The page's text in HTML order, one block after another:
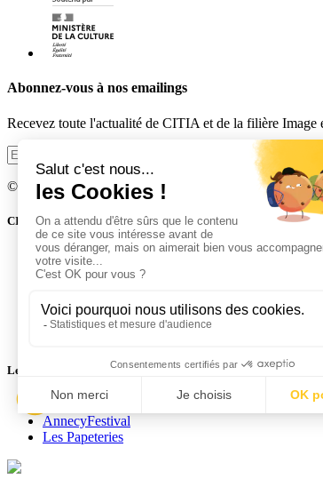
Abonnez-vous à nos emailings
Recevez toute l'actualité de CITIA et de la filière Image
© 2014 - 2026 CITIA. Tous droits réservés.
CITIA en bref
Historique et statuts
Mentions légales et CGU
Plan du site
Contact
Les sites CITIA
AnnecyFestival
Les Papeteries